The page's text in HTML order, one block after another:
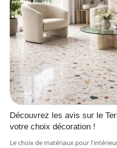
Découvrez les avis sur le
votre choix décoration !
Le choix de matériaux pour